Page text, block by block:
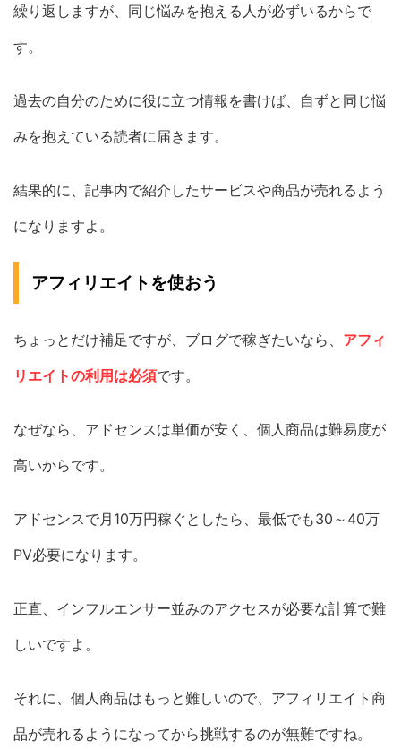
繰り返しますが、同じ悩みを抱える人が必ずいるからで
す。
過去の自分のために役に立つ情報を書けば、自ずと同じ悩
みを抱えている読者に届きます。
結果的に、記事内で紹介したサービスや商品が売れるよう
になりますよ。
アフィリエイトを使おう
ちょっとだけ補足ですが、ブログで稼ぎたいなら、 アフィ
リエイトの利用は必須です。
なぜなら、アドセンスは単価が安く、個人商品は難易度が
高いからです。
アドセンスで月10万円稼ぐとしたら、最低でも30～40万
PV必要になります。
正直、インフルエンサー並みのアクセスが必要な計算で難
しいですよ。
それに、個人商品はもっと難しいので、アフィリエイト商
品が売れるようになってから挑戦するのが無難ですね。